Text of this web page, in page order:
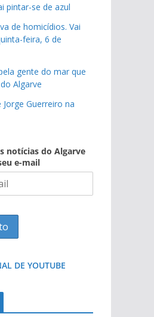
pintar-se de azul
de homicídios. Vai
feira, 6 de
gente do mar que
Algarve
Guerreiro na
notícias do Algarve
e-mail
DE YOUTUBE